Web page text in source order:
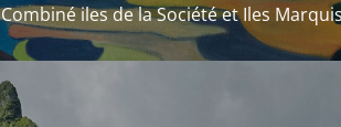
Combiné iles de la Société et Iles